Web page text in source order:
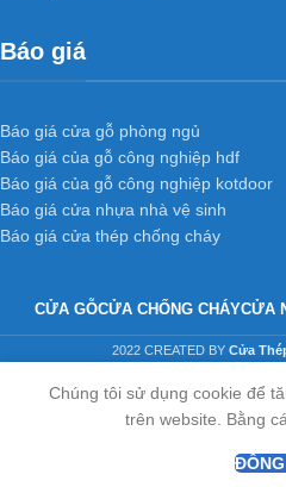
Báo giá
Báo giá cửa gỗ phòng ngủ
Báo giá của gỗ công nghiệp hdf
Báo giá của gỗ công nghiệp kotdoor
Báo giá cửa nhựa nhà vệ sinh
Báo giá cửa thép chống cháy
CỬA GỖCỬA CHỐNG CHÁYCỬA
2022 CREATED BY Cửa
Chúng tôi sử dụng cookie để
trên website. Bằng